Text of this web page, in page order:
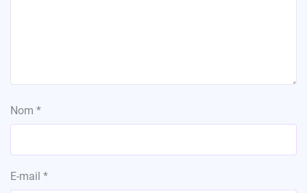
Nom *
E-mail *